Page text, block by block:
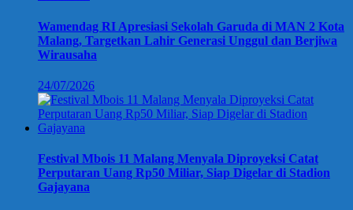
Wamendag RI Apresiasi Sekolah Garuda di MAN 2 Kota
Malang, Targetkan Lahir Generasi Unggul dan Berjiwa
Wirausaha
24/07/2026
Festival Mbois 11 Malang Menyala Diproyeksi Catat
Perputaran Uang Rp50 Miliar, Siap Digelar di Stadion
Gajayana